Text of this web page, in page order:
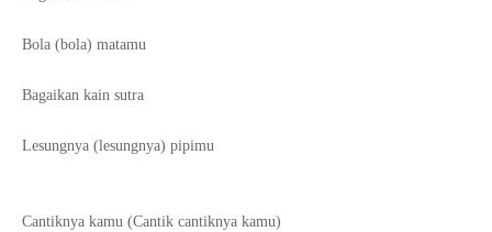
Bola (bola) matamu
Bagaikan kain sutra
Lesungnya (lesungnya) pipimu
Cantiknya kamu (Cantik cantiknya kamu)